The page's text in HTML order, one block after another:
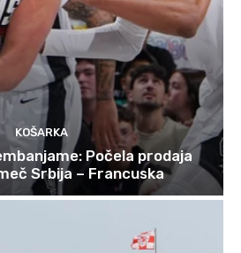
KOŠARKA
Počela prodaja
Srbija – Francuska